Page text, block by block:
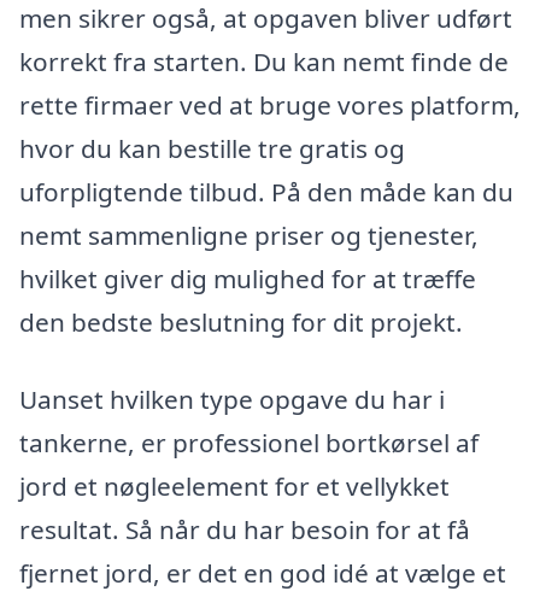
men sikrer også, at opgaven bliver udført
korrekt fra starten. Du kan nemt finde de
rette firmaer ved at bruge vores platform,
hvor du kan bestille tre gratis og
uforpligtende tilbud. På den måde kan du
nemt sammenligne priser og tjenester,
hvilket giver dig mulighed for at træffe
den bedste beslutning for dit projekt.
Uanset hvilken type opgave du har i
tankerne, er professionel bortkørsel af
jord et nøgleelement for et vellykket
resultat. Så når du har besoin for at få
fjernet jord, er det en god idé at vælge et